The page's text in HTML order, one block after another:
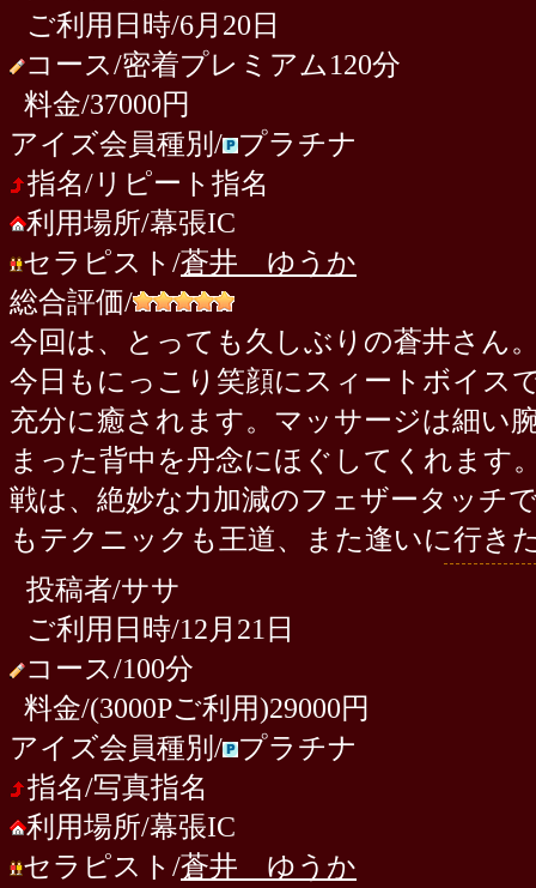
ご利用日時/6月20日
コース/密着プレミアム120分
料金/37000円
アイズ会員種別/ プラチナ
指名/リピート指名
利用場所/幕張IC
セラピスト/蒼井 ゆうか
総合評価/
今回は、とっても久しぶりの蒼井さん
今日もにっこり笑顔にスィートボイス
充分に癒されます。マッサージは細い
まった背中を丹念にほぐしてくれます
戦は、絶妙な力加減のフェザータッチ
もテクニックも王道、また逢いに行き
投稿者/ササ
ご利用日時/12月21日
コース/100分
料金/(3000Pご利用)29000円
アイズ会員種別/ プラチナ
指名/写真指名
利用場所/幕張IC
セラピスト/蒼井 ゆうか